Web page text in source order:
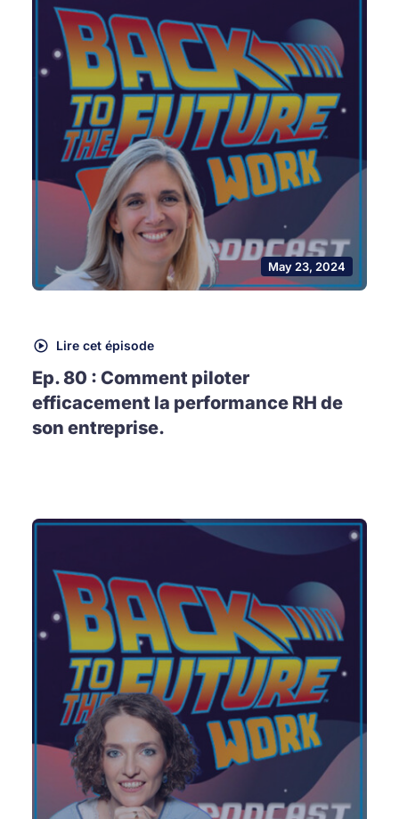
May 23, 2024
Lire cet épisode
Ep. 80 : Comment piloter
efficacement la performance RH de
son entreprise.